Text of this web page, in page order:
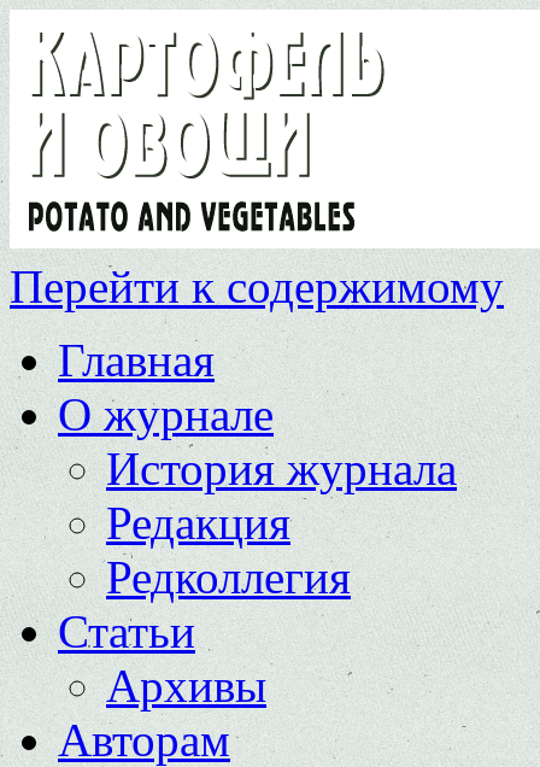
Перейти к содержимому
Главная
О журнале
История журнала
Редакция
Редколлегия
Статьи
Архивы
Авторам